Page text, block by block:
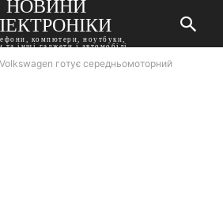
НОВИНИ
компютери, ноутбуки,
та інші гаджети і автомобілі
Volkswagen готує середньомоторний